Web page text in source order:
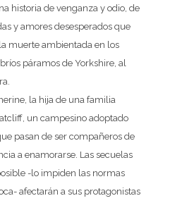
historia de venganza y odio, de
y amores desesperados que
muerte ambientada en los
páramos de Yorkshire, al
la hija de una familia
un campesino adoptado
pasan de ser compañeros de
a enamorarse. Las secuelas
-lo impiden las normas
afectarán a sus protagonistas